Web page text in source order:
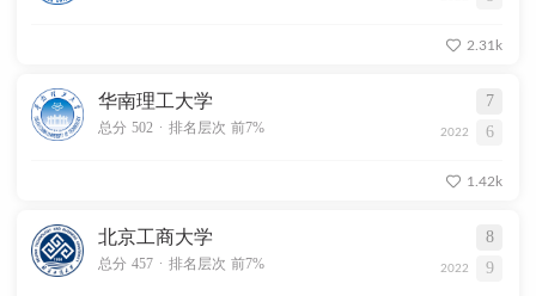
2.31k
华南理工大学 7
总分 502 . 排名层次 前7% 2022 6
1.42k
北京工商大学 8
总分 457 . 排名层次 前7% 2022 9